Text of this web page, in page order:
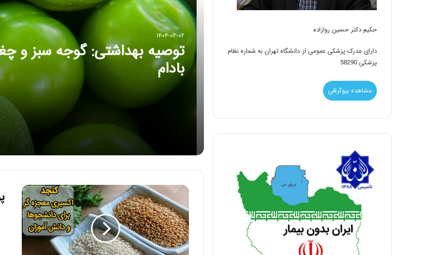
۱۴۰۴-۰۲-۰۲
توصیه بهداشتی: گوجه سبز و
بادام
حکیم دکتر حسین روازاده
دارای مدرک پزشکی عمومی از دانشگاه تهران به شماره نظام
پزشکی 58290
مشاهده بیوگرافی